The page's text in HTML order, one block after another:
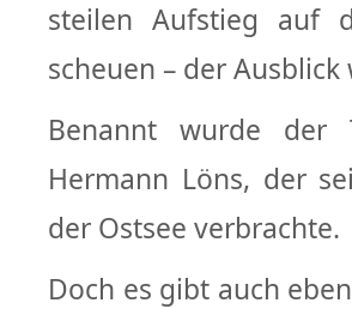
steilen Aufstieg auf
scheuen – der
Benannt wurde der
Hermann Löns, der
der Ostsee verbrachte.
Doch es gibt auch